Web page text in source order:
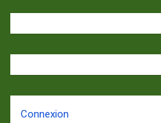
Connexion